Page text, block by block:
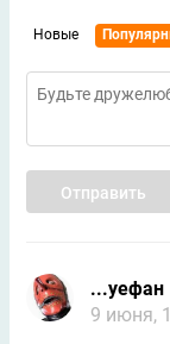
Новые
Отправить
...уефан
9 июня,